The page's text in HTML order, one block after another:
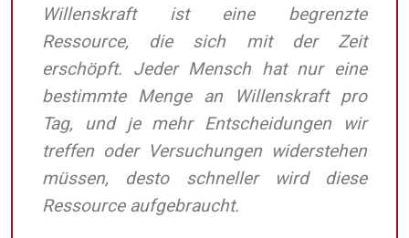
Willenskraft ist eine begrenzte
Ressource, die sich mit der Zeit
erschöpft. Jeder Mensch hat nur eine
bestimmte Menge an Willenskraft pro
Tag, und je mehr Entscheidungen wir
treffen oder Versuchungen widerstehen
müssen, desto schneller wird diese
Ressource aufgebraucht.